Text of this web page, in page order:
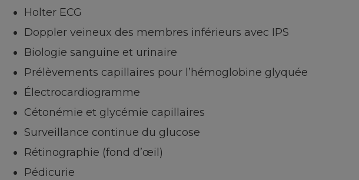
Holter ECG
Doppler veineux des membres inférieurs avec IPS
Biologie sanguine et urinaire
Prélèvements capillaires pour l’hémoglobine glyquée
Électrocardiogramme
Cétonémie et glycémie capillaires
Surveillance continue du glucose
Rétinographie (fond d’œil)
Pédicurie